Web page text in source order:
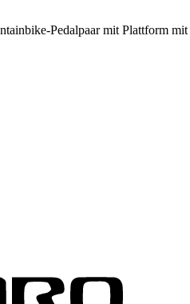
Pedalpaar mit Plattform mit